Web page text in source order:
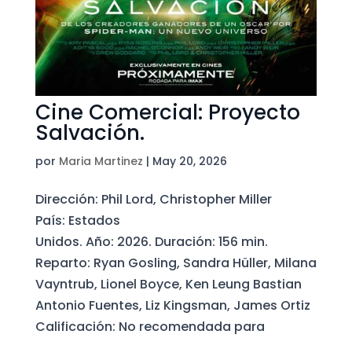
Cine Comercial: Proyecto
Salvación.
por Maria Martinez | May 20, 2026
Dirección: Phil Lord, Christopher Miller
País: Estados
Unidos. Año: 2026. Duración: 156 min.
Reparto: Ryan Gosling, Sandra Hüller, Milana
Vayntrub, Lionel Boyce, Ken Leung Bastian
Antonio Fuentes, Liz Kingsman, James Ortiz
Calificación: No recomendada para